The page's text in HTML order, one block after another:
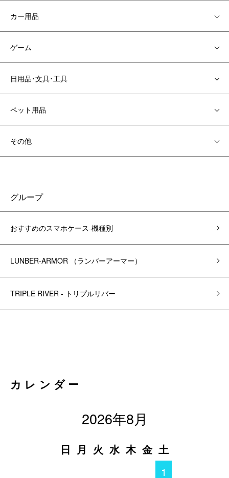
カー用品
ゲーム
日用品･文具･工具
ペット用品
その他
グループ
おすすめのスマホケース-機種別
LUNBER-ARMOR （ランバーアーマー）
TRIPLE RIVER - トリプルリバー
カレンダー
2026年8月
日 月 火 水 木 金 土
1